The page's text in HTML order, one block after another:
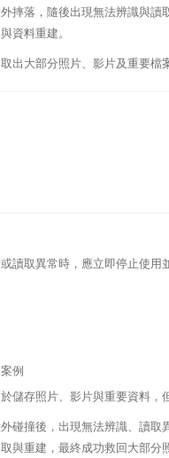
摔落，隨後出現無法辨識與
資料重建。
出大部分照片、影片及重要檔
讀取異常時，應立即停止使
例
儲存照片、影片與重要資料
碰撞後，出現無法辨識、讀
與重建，最終成功救回大部分